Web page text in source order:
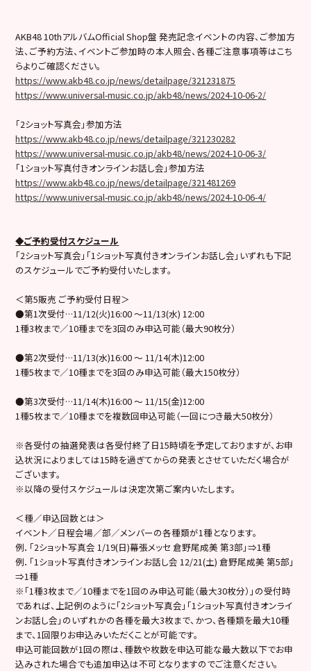
AKB48 10thアルバムOfficial Shop盤 発売記念イベントの内容、ご参加方
法、ご予約方法、イベントご参加時の本人照会、各種ご注意事項等はこち
らよりご確認ください。
https://www.akb48.co.jp/news/detailpage/321231875
https://www.universal-music.co.jp/akb48/news/2024-10-06-2/
「2ショット写真会」参加方法
https://www.akb48.co.jp/news/detailpage/321230282
https://www.universal-music.co.jp/akb48/news/2024-10-06-3/
「1ショット写真付きオンラインお話し会」参加方法
https://www.akb48.co.jp/news/detailpage/321481269
https://www.universal-music.co.jp/akb48/news/2024-10-06-4/
◆ご予約受付スケジュール
「2ショット写真会」「1ショット写真付きオンラインお話し会」いずれも下記
のスケジュールでご予約受付いたします。
＜第5販売 ご予約受付日程＞
●第1次受付…11/12(火)16:00 ～11/13(水) 12:00
1種3枚まで／10種までを3回のみ申込可能（最大90枚分）
●第2次受付…11/13(水)16:00 ～ 11/14(木)12:00
1種5枚まで／10種までを3回のみ申込可能（最大150枚分）
●第3次受付…11/14(木)16:00 ～ 11/15(金)12:00
1種5枚まで／10種までを複数回申込可能（一回につき最大50枚分）
※各受付の抽選発表は各受付終了日15時頃を予定しておりますが、お申
込状況によりましては15時を過ぎてからの発表とさせていただく場合が
ございます。
※以降の受付スケジュールは決定次第ご案内いたします。
＜種／申込回数とは＞
イベント／日程会場／部／メンバーの各種類が1種となります。
例．「2ショット写真会 1/19(日)幕張メッセ 倉野尾成美 第3部」⇒1種
例．「1ショット写真付きオンラインお話し会 12/21(土) 倉野尾成美 第5部」
⇒1種
※「1種3枚まで／10種までを1回のみ申込可能（最大30枚分）」の受付時
であれば、上記例のように「2ショット写真会」「1ショット写真付きオンライ
ンお話し会」のいずれかの各種を最大3枚まで、かつ、各種類を最大10種
まで、1回限りお申込みいただくことが可能です。
申込可能回数が1回の際は、種数や枚数を申込可能な最大数以下でお申
込みされた場合でも追加申込は不可となりますのでご注意ください。